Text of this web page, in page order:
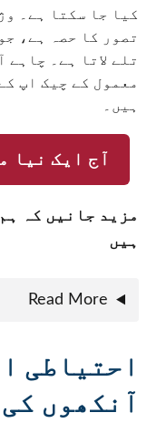
کیا جا سکتا ہے۔
تصور کا حصہ ہے،
تلے لاتا ہے۔
معمول کے چیک اپ
ہیں۔
آج ایک نیا
مزید جانیں کہ
ہیں
Read More
احتیاطی
آنکھوں